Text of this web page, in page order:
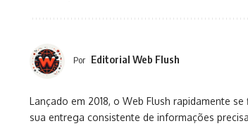
Por Editorial Web Flush
Lançado em 2018, o Web Flush rapidamente
sua entrega consistente de informações